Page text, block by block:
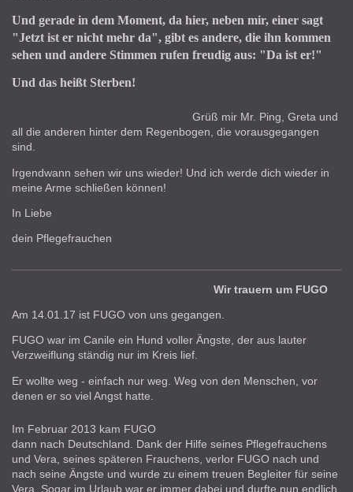
Und gerade in dem Moment, da hier, neben mir, einer sagt
"Jetzt ist er nicht mehr da", gibt es andere, die ihn kommen
sehen und andere Stimmen rufen freudig aus: "Da ist er!"
Und das heißt Sterben!
Grüß mir Mr. Ping, Greta und
all die anderen hinter dem Regenbogen, die vorausgegangen
sind.
Irgendwann sehen wir uns wieder! Und ich werde dich wieder in
meine Arme schließen können!
In Liebe
dein Pflegefrauchen
Wir trauern um FUGO
Am 14.01.17 ist FUGO von uns gegangen.
FUGO war im Canile ein Hund voller Ängste, der aus lauter
Verzweiflung ständig nur im Kreis lief.
Er wollte weg - einfach nur weg. Weg von den Menschen, vor
denen er so viel Angst hatte.
Im Februar 2013 kam FUGO
dann nach Deutschland. Dank der Hilfe seines Pflegefrauchens
und Vera, seines späteren Frauchens, verlor FUGO nach und
nach seine Ängste und wurde zu einem treuen Begleiter für seine
Vera. Sogar im Urlaub war er immer dabei und durfte nun endlich